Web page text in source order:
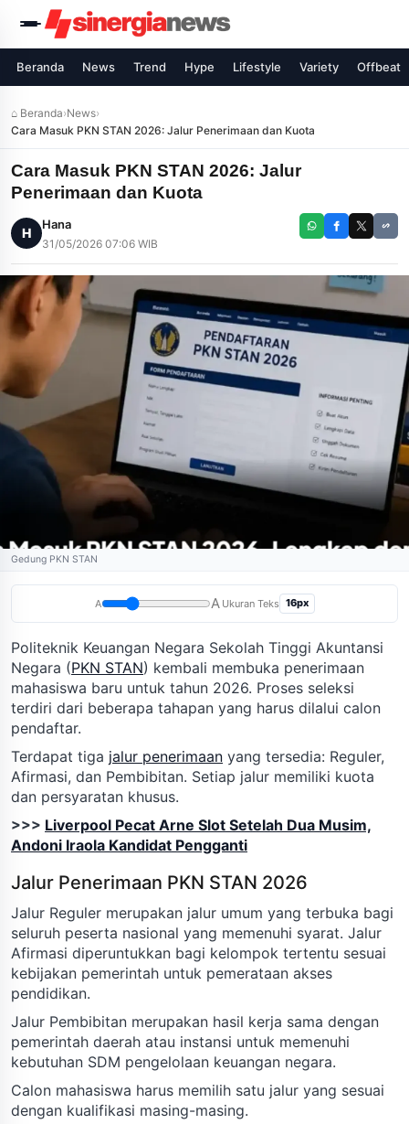
Beranda News Trend Hype Lifestyle Variety Offbeat
⌂ Beranda›News›
Cara Masuk PKN STAN 2026: Jalur Penerimaan dan Kuota
Cara Masuk PKN STAN 2026: Jalur
Penerimaan dan Kuota
H
Hana
31/05/2026 07:06 WIB
Gedung PKN STAN
A A Ukuran Teks 16px
Politeknik Keuangan Negara Sekolah Tinggi Akuntansi
Negara (PKN STAN) kembali membuka penerimaan
mahasiswa baru untuk tahun 2026. Proses seleksi
terdiri dari beberapa tahapan yang harus dilalui calon
pendaftar.
Terdapat tiga jalur penerimaan yang tersedia: Reguler,
Afirmasi, dan Pembibitan. Setiap jalur memiliki kuota
dan persyaratan khusus.
>>> Liverpool Pecat Arne Slot Setelah Dua Musim,
Andoni Iraola Kandidat Pengganti
Jalur Penerimaan PKN STAN 2026
Jalur Reguler merupakan jalur umum yang terbuka bagi
seluruh peserta nasional yang memenuhi syarat. Jalur
Afirmasi diperuntukkan bagi kelompok tertentu sesuai
kebijakan pemerintah untuk pemerataan akses
pendidikan.
Jalur Pembibitan merupakan hasil kerja sama dengan
pemerintah daerah atau instansi untuk memenuhi
kebutuhan SDM pengelolaan keuangan negara.
Calon mahasiswa harus memilih satu jalur yang sesuai
dengan kualifikasi masing-masing.